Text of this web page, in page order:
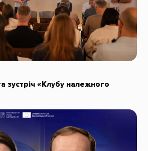
зустріч «Клубу належного